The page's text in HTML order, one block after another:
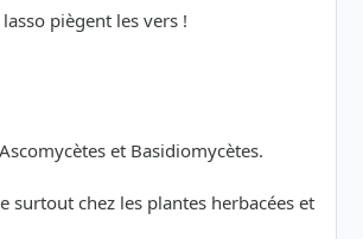
piègent les vers !
et Basidiomycètes.
surtout chez les plantes herbacées et